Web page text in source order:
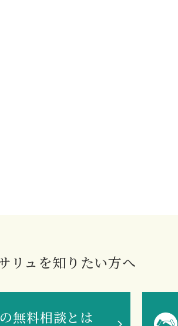
リュを知りたい方へ
無料相談とは